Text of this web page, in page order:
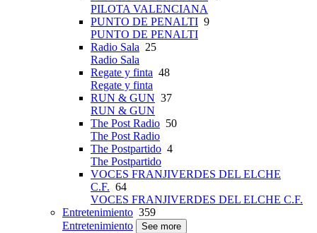
PILOTA VALENCIANA
PUNTO DE PENALTI 9
PUNTO DE PENALTI
Radio Sala 25
Radio Sala
Regate y finta 48
Regate y finta
RUN & GUN 37
RUN & GUN
The Post Radio 50
The Post Radio
The Postpartido 4
The Postpartido
VOCES FRANJIVERDES DEL ELCHE
C.F. 64
VOCES FRANJIVERDES DEL ELCHE C.F.
Entretenimiento 359
Entretenimiento
See more